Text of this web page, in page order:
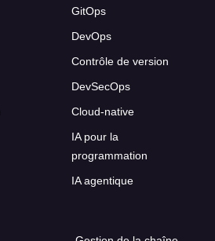
GitOps
DevOps
Contrôle de version
DevSecOps
Cloud-native
IA pour la
programmation
IA agentique